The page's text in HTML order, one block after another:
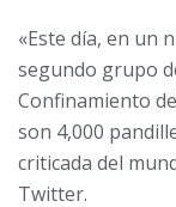
«Este día, en un
segundo grupo
Confinamiento
son 4,000
criticada del
Twitter.